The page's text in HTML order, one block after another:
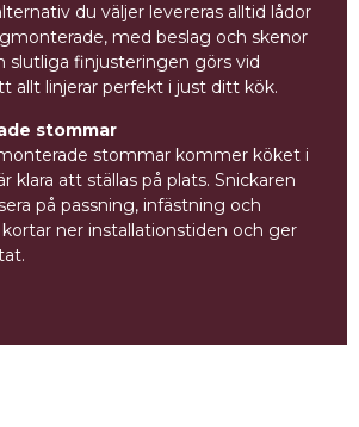
du väljer levereras alltid lådor
med beslag och skenor
slutliga finjusteringen görs vid
allt linjerar perfekt i just ditt kök.
stommar
stommar kommer köket i
klara att ställas på plats. Snickaren
på passning, infästning och
ner installationstiden och ger